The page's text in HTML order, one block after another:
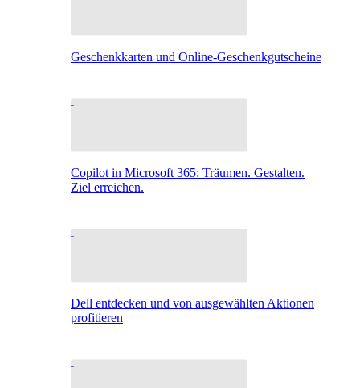
Geschenkkarten und Online-Geschenkgutscheine
Copilot in Microsoft 365: Träumen. Gestalten.
Ziel erreichen.
Dell entdecken und von ausgewählten Aktionen
profitieren